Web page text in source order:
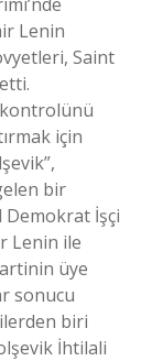
Lenin
Saint
için
bir
Demokrat İşçi
Lenin ile
üye
sonucu
biri
İhtilali